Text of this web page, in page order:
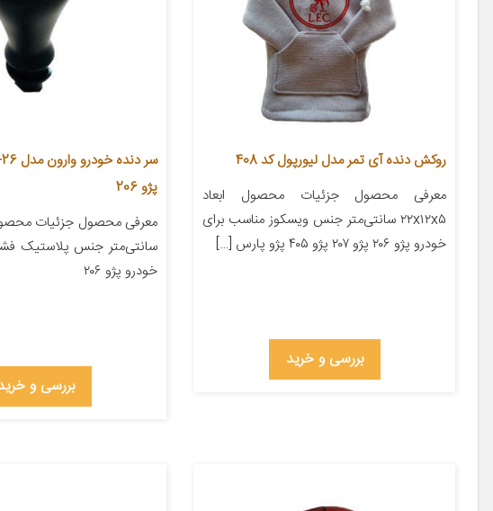
روکش دنده آی تمر مدل لیورپول کد 408
معرفی محصول جزئیات محصول ابعاد
۲۲x۱۲x۵ سانتی‌متر جنس ویسکوز مناسب برای
خودرو پژو ۲۰۶ پژو ۲۰۷ پژو ۴۰۵ پژو پارس […]
بررسی و خرید
پژو 206
سانتی‌متر جنس پلاستیک
خودرو پژو ۲۰۶
بررسی و